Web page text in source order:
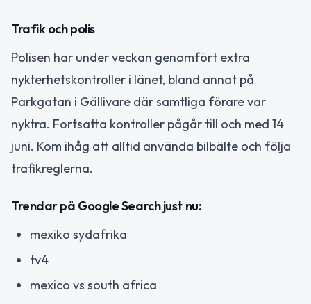
Trafik och polis
Polisen har under veckan genomfört extra
nykterhetskontroller i länet, bland annat på
Parkgatan i Gällivare där samtliga förare var
nyktra. Fortsatta kontroller pågår till och med 14
juni. Kom ihåg att alltid använda bilbälte och följa
trafikreglerna.
Trendar på Google Search just nu:
mexiko sydafrika
tv4
mexico vs south africa